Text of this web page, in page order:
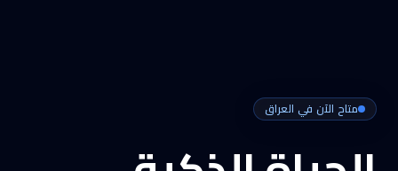
متاح الآن في العراق